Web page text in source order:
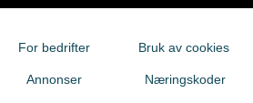
For bedrifter
Annonser
Bruk av cookies
Næringskoder